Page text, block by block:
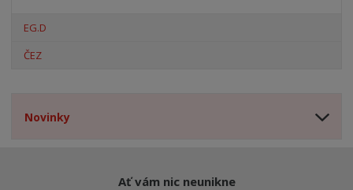
EG.D
ČEZ
Novinky
Ať vám nic neunikne